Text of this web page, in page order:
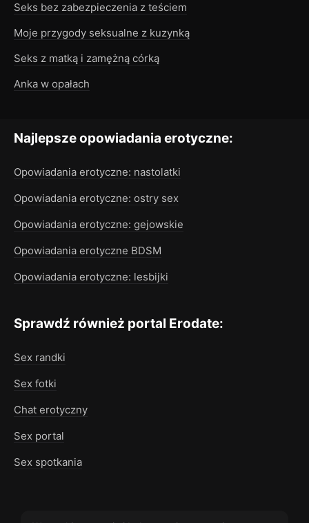
Seks bez zabezpieczenia z teściem
Moje przygody seksualne z kuzynką
Seks z matką i zamężną córką
Anka w opałach
Najlepsze opowiadania erotyczne:
Opowiadania erotyczne: nastolatki
Opowiadania erotyczne: ostry sex
Opowiadania erotyczne: gejowskie
Opowiadania erotyczne BDSM
Opowiadania erotyczne: lesbijki
Sprawdź również portal Erodate:
Sex randki
Sex fotki
Chat erotyczny
Sex portal
Sex spotkania